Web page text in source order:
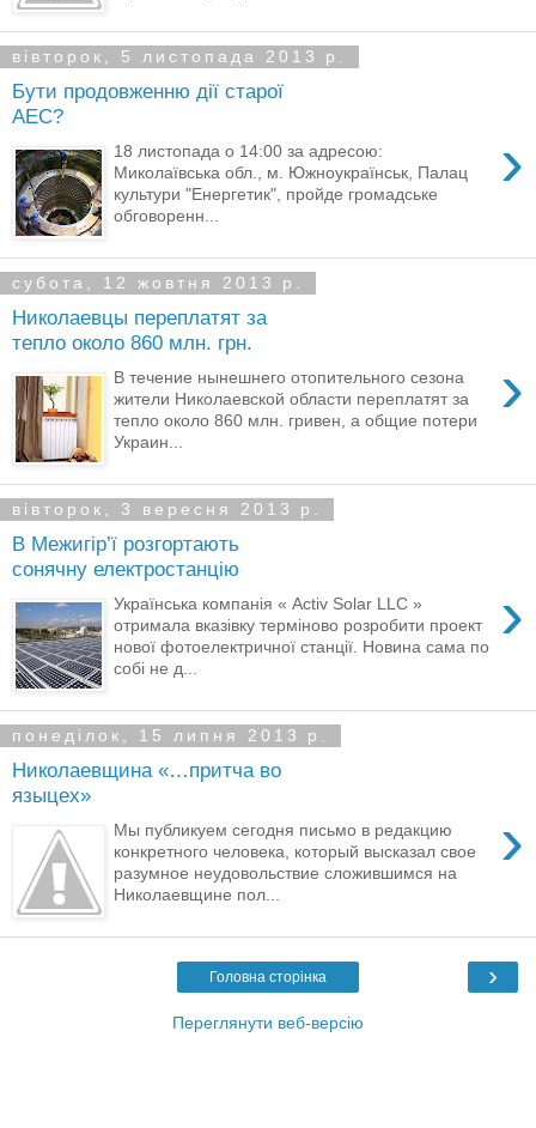
вівторок, 5 листопада 2013 р.
Бути продовженню дії старої
АЕС?
›
18 листопада о 14:00 за адресою:
Миколаївська обл., м. Южноукраїнськ, Палац
культури "Енергетик", пройде громадське
обговоренн...
субота, 12 жовтня 2013 р.
Николаевцы переплатят за
тепло около 860 млн. грн.
›
В течение нынешнего отопительного сезона
жители Николаевской области переплатят за
тепло около 860 млн. гривен, а общие потери
Украин...
вівторок, 3 вересня 2013 р.
В Межигір’ї розгортають
сонячну електростанцію
›
Українська компанія « Activ Solar LLC »
отримала вказівку терміново розробити проект
нової фотоелектричної станції. Новина сама по
собі не д...
понеділок, 15 липня 2013 р.
Николаевщина «…притча во
языцех»
›
Мы публикуем сегодня письмо в редакцию
конкретного человека, который высказал свое
разумное неудовольствие сложившимся на
Николаевщине пол...
›
Головна сторінка
Переглянути веб-версію